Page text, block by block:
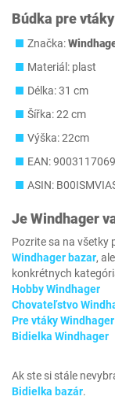
Búdka pre
Značka:
Materiál: plast
Délka: 31 cm
Šířka: 22 cm
Výška: 22cm
EAN:
ASIN:
JeWindhager
Pozrite sa na všetky
Windhager bazar,
konkrétnych
Hobby Windhager
Chovateľstvo
Pre vtáky Windhager
Bidielka Windhager
Ak ste si stále
Bidielka bazár.